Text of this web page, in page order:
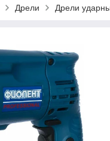
Дрели Дрели